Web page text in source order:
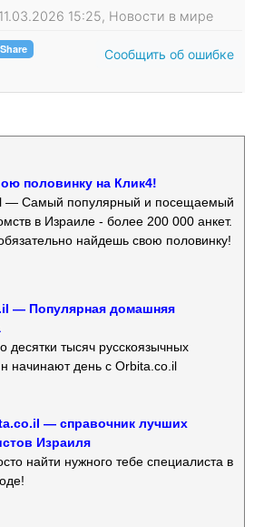
15:25, Новости в мире
Сообщить об ошибке
половинку на Клик4!
— Самый популярный и посещаемый
в Израиле - более 200 000 анкет.
найдешь свою половинку!
— Популярная домашняя
десятки тысяч русскоязычных
начинают день с Orbita.co.il
— справочник лучших
Израиля
найти нужного тебе специалиста в